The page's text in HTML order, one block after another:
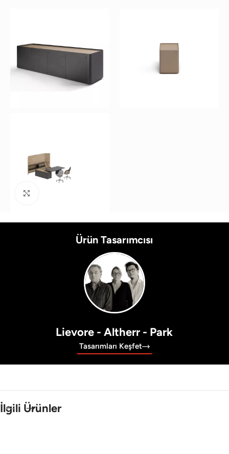
Ürün Tasarımcısı
Lievore - Altherr - Park
Tasarımları Keşfet
İlgili Ürünler